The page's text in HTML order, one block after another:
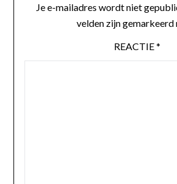
Je e-mailadres wordt niet
velden zijn gemarkeerd
REACTIE*